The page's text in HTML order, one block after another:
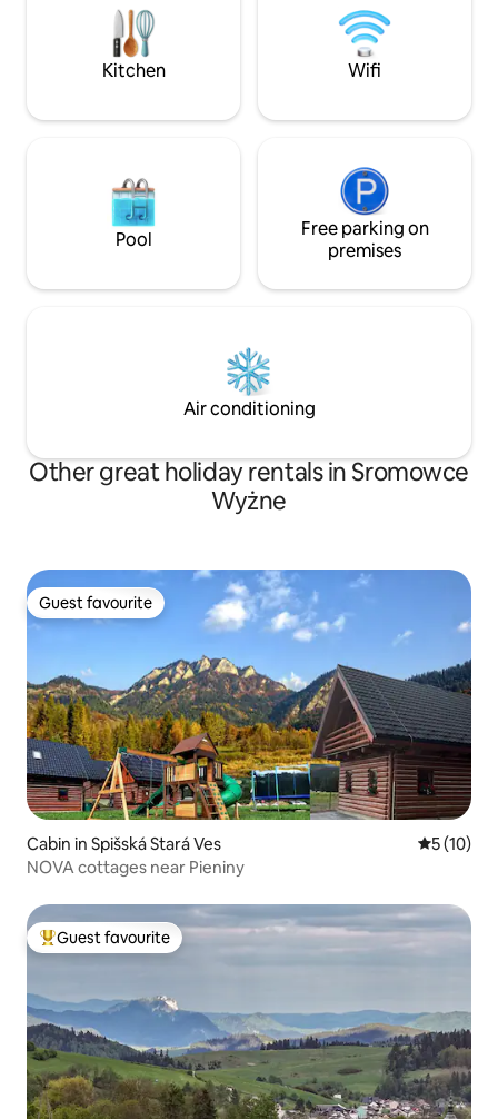
widokiem na Tatry. Wifi / Mocca Master /
80m2 tarasu Zapraszamy
spotkania z
komfort,
klimat w jednym.
Kitchen Wifi
Pool
Free parking on
premises
Air conditioning
Other great holiday rentals in Sromowce
Wyżne
Guest favourite
Guest favourite
Cabin in Spišská Stará Ves 5 out of 5
5 (10)
NOVA cottages near Pieniny
Top guest favourite
Guest favourite